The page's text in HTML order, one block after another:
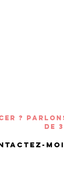
?
de